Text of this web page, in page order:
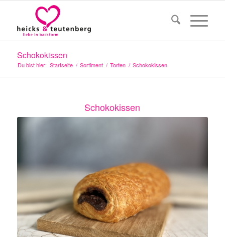
Schokokissen
Du bist hier: Startseite / Sortiment / Torten / Schokokissen
Schokokissen